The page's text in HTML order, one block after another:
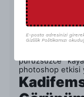
Ürün Açıklaması
Uzun süre
Rom&nd’in en
pürüzsüzce
photoshop etkisi
E-posta adresinizi
Gizlilik Politikamızı